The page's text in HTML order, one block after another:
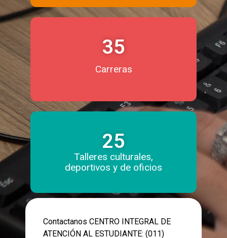
35
Carreras
25
Talleres culturales,
deportivos y de oficios
Contactanos CENTRO INTEGRAL DE
ATENCIÓN AL ESTUDIANTE: (011)